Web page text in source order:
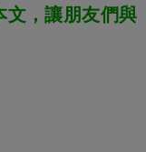
文，讓朋友們與